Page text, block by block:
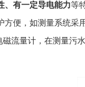
、有一定导电能力等
，如测量系统采
量计，在测量污水